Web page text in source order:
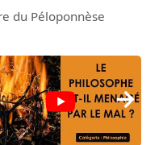
du Péloponnèse
→